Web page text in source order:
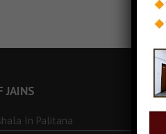
JAINS
In Palitana